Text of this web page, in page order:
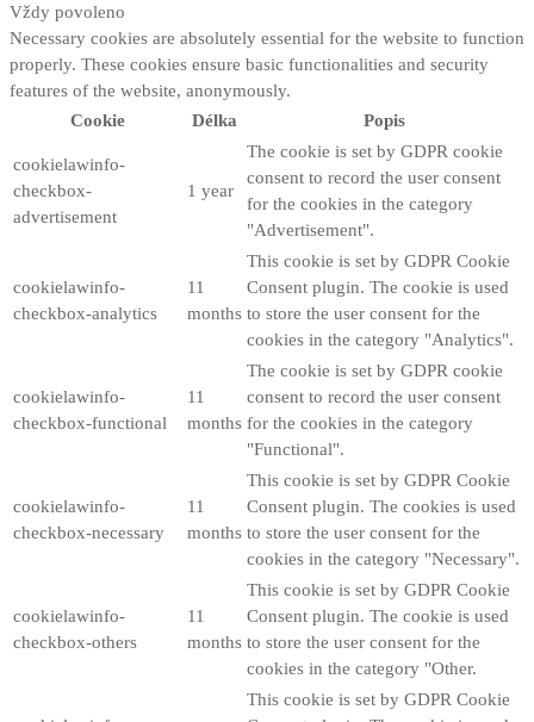
Vždy povoleno
Necessary cookies are absolutely essential for the website to function
properly. These cookies ensure basic functionalities and security
features of the website, anonymously.
Cookie
Délka Popis
cookielawinfo-
checkbox-
advertisement
1 year
The cookie is set by GDPR cookie
consent to record the user consent
for the cookies in the category
"Advertisement".
cookielawinfo-
checkbox-analytics
11
months
This cookie is set by GDPR Cookie
Consent plugin. The cookie is used
to store the user consent for the
cookies in the category "Analytics".
cookielawinfo-
checkbox-functional
11
months
The cookie is set by GDPR cookie
consent to record the user consent
for the cookies in the category
"Functional".
cookielawinfo-
checkbox-necessary
11
months
This cookie is set by GDPR Cookie
Consent plugin. The cookies is used
to store the user consent for the
cookies in the category "Necessary".
cookielawinfo-
checkbox-others
11
months
This cookie is set by GDPR Cookie
Consent plugin. The cookie is used
to store the user consent for the
cookies in the category "Other.
This cookie is set by GDPR Cookie